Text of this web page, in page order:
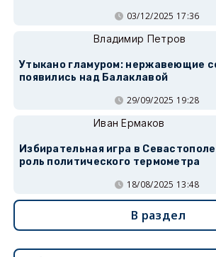
03/12/2025 17:36
Владимир Петров
Утыкано гламуром: нержавеющие
появились над Балаклавой
29/09/2025 19:28
Иван Ермаков
Избирательная игра в
роль политического термометра
18/08/2025 13:48
В раздел